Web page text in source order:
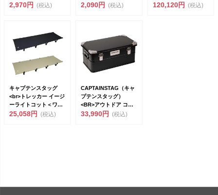
2,970円 (税込)
マ...
2,090円 (税込)
ー...
120,120円 (税込)
キャプテンスタッグ
<br>トレッカー イージ
ーライトコット＜ワイ
ド＞ （...
25,058円 (税込)
CAPTAINSTAG（キャ
プテンスタッグ）
<BR>アウトドア コン
テナ...
33,990円 (税込)